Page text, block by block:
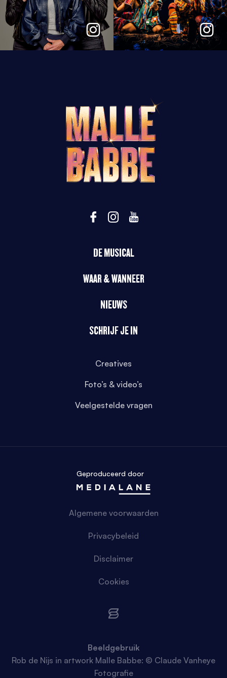
DE MUSICAL
WAAR & WANNEER
NIEUWS
SCHRIJF JE IN
Creatives
Foto’s & video’s
Veelgestelde vragen
Geproduceerd door
Algemene voorwaarden
Privacybeleid
Disclaimer
Cookies
Beeldgebruik
Rob de Nijs in artwork Malle Babbe: © Claude Vanheye
Fotografie